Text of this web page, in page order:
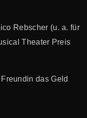
Rebscher (u. a. für
Theater Preis
das Geld